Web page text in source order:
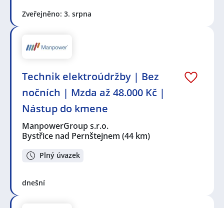
Zveřejněno: 3. srpna
Technik elektroúdržby | Bez
nočních | Mzda až 48.000 Kč |
Nástup do kmene
ManpowerGroup s.r.o.
Bystřice nad Pernštejnem (44 km)
Plný úvazek
dnešní